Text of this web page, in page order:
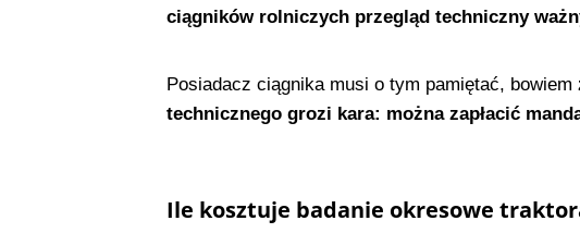
ciągników rolniczych przegląd techniczny
Posiadacz ciągnika musi o tym pamiętać, bowiem
technicznego grozi kara: można zapłacić
Ile kosztuje badanie okresowe